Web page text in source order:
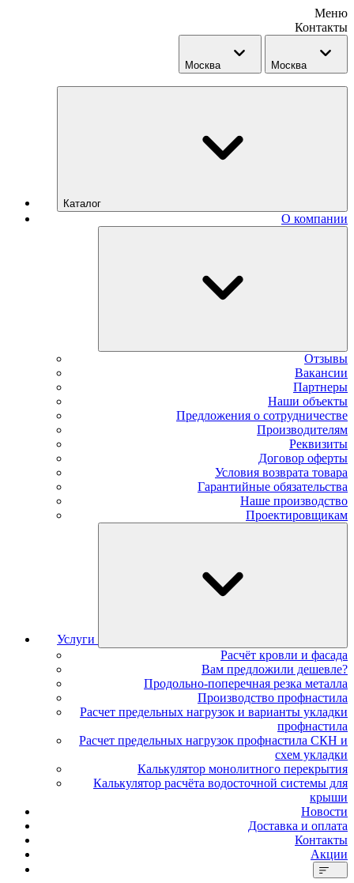
Меню
Контакты
Москва Москва
Каталог
О компании
Отзывы
Вакансии
Партнеры
Наши объекты
Предложения о сотрудничестве
Производителям
Реквизиты
Договор оферты
Условия возврата товара
Гарантийные обязательства
Наше производство
Проектировщикам
Услуги
Расчёт кровли и фасада
Вам предложили дешевле?
Продольно-поперечная резка металла
Производство профнастила
Расчет предельных нагрузок и варианты укладки
профнастила
Расчет предельных нагрузок профнастила СКН и
схем укладки
Калькулятор монолитного перекрытия
Калькулятор расчёта водосточной системы для
крыши
Новости
Доставка и оплата
Контакты
Акции